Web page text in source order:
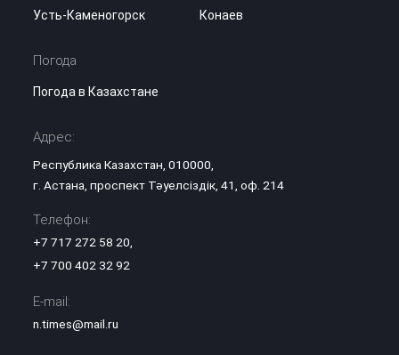
Усть-Каменогорск
Конаев
Погода
Погода в Казахстане
Адрес:
Республика Казахстан, 010000,
г. Астана, проспект Тәуелсіздік, 41, оф. 214
Телефон:
+7 717 272 58 20,
+7 700 402 32 92
E-mail:
n.times@mail.ru